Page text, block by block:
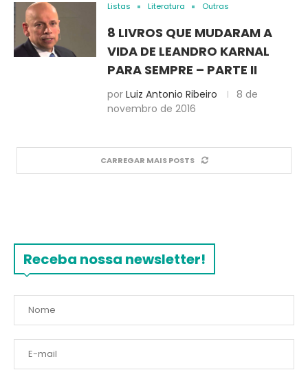
Listas Literatura Outras
8 LIVROS QUE MUDARAM A
VIDA DE LEANDRO KARNAL
PARA SEMPRE – PARTE II
por Luiz Antonio Ribeiro
8 de
novembro de 2016
CARREGAR MAIS POSTS
Receba nossa newsletter!